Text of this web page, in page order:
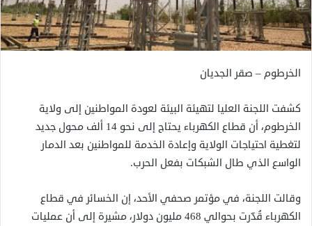
الخرطوم – صقر الجديان
كشفت اللجنة العليا لتهيئة البيئة لعودة المواطنين إلى ولاية
الخرطوم، أن قطاع الكهرباء يحتاج إلى نحو 14 ألف محول جديد
لتغطية احتياجات الولاية وإعادة الخدمة للمواطنين بعد الدمار
الواسع الذي طال الشبكات بفعل الحرب.
وقالت اللجنة، في مؤتمر صحفي الأحد، إن الخسائر في قطاع
الكهرباء قُدّرت بحوالي 468 مليون دولار، مشيرة إلى أن عمليات